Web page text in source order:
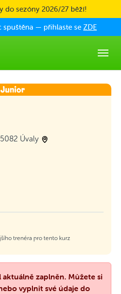
do sezóny 2026/27 běží!
spuštěna — přihlaste se ZDE
Úvaly
trenéra pro tento kurz
zaplněn. Můžete si
vyplnit své údaje do